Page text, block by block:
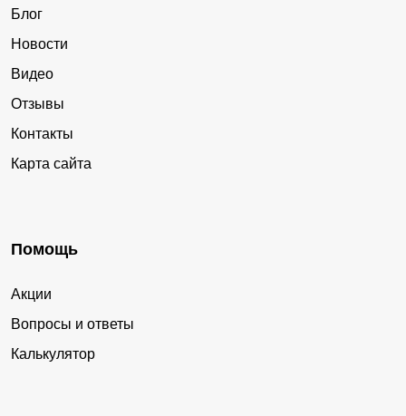
Блог
Новости
Видео
Отзывы
Контакты
Карта сайта
Помощь
Акции
Вопросы и ответы
Калькулятор